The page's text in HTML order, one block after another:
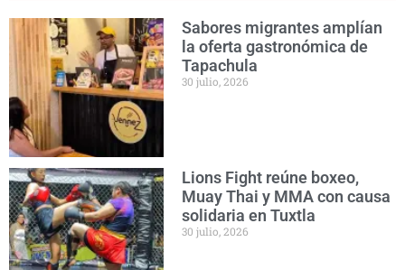
Sabores migrantes amplían
la oferta gastronómica de
Tapachula
30 julio, 2026
Lions Fight reúne boxeo,
Muay Thai y MMA con causa
solidaria en Tuxtla
30 julio, 2026